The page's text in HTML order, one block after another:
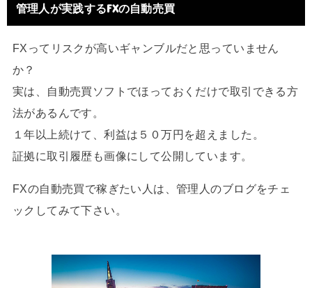
管理人が実践するFXの自動売買
FXってリスクが高いギャンブルだと思っていません
か？
実は、自動売買ソフトでほっておくだけで取引できる方
法があるんです。
１年以上続けて、利益は５０万円を超えました。
証拠に取引履歴も画像にして公開しています。
FXの自動売買で稼ぎたい人は、管理人のブログをチェ
ックしてみて下さい。